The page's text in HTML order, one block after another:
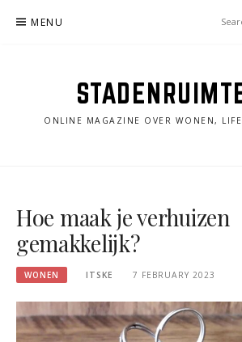
MENU
ONLINE MAGAZINE OVER WONEN,
Hoe maak je verhuizen
gemakkelijk?
WONEN ITSKE 7 FEBRUARY 2023